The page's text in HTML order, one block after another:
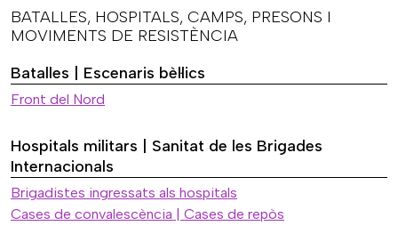
BATALLES, HOSPITALS, CAMPS, PRESONS I
MOVIMENTS DE RESISTÈNCIA
Batalles | Escenaris bèl·lics
Front del Nord
Hospitals militars | Sanitat de les Brigades
Internacionals
Brigadistes ingressats als hospitals
Cases de convalescència | Cases de repòs